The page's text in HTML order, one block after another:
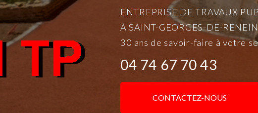
ENTREPRISE DE TRAVAUX
À SAINT-GEORGES-DE-
30 ans de savoir-faire à votre
04 74 67 70 43
CONTACTEZ-NOUS